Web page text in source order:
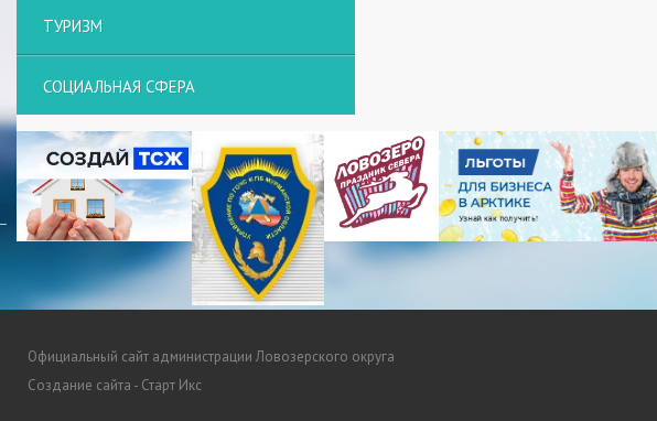
ТУРИЗМ
СОЦИАЛЬНАЯ СФЕРА
Официальный сайт администрации Ловозерского округа
Создание сайта - Старт Икс